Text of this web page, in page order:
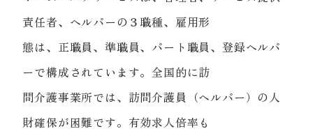
責任者、ヘルパーの３職種、雇用形
態は、正職員、準職員、パート職員、登録ヘルパ
ーで構成されています。全国的に訪
問介護事業所では、訪問介護員（ヘルパー）の人
財確保が困難です。有効求人倍率も